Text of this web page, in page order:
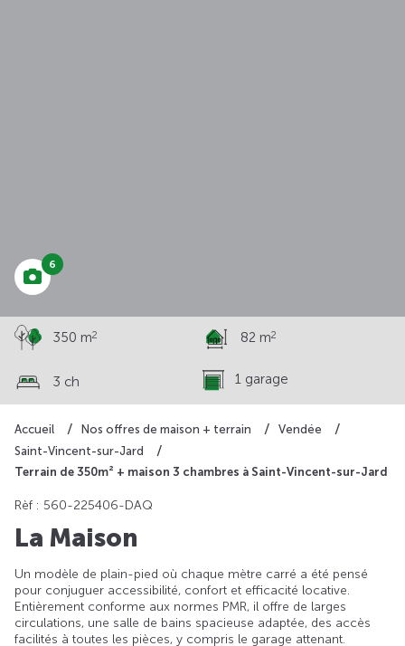
Accueil Nos offres de maison + terrain
Vendée
Saint-Vincent-sur-Jard
Terrain de 350m² + maison 3 chambres à Saint-Vincent-sur-Jard
6
350 m2 82 m2
3 ch 1 garage
Rèf : 560-225406-DAQ
La Maison
Un modèle de plain-pied où chaque mètre carré a été pensé
pour conjuguer accessibilité, confort et efficacité locative.
Entièrement conforme aux normes PMR, il offre de larges
circulations, une salle de bains spacieuse adaptée, des accès
facilités à toutes les pièces, y compris le garage attenant.